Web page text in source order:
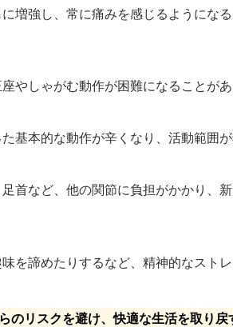
増強し、常に痛みを感じるようにな
やしゃがむ動作が困難になることがあ
基本的な動作が辛くなり、活動範囲が
首など、他の関節に負担がかかり、
を諦めたりするなど、精神的なスト
のリスクを避け、快適な生活を取り戻